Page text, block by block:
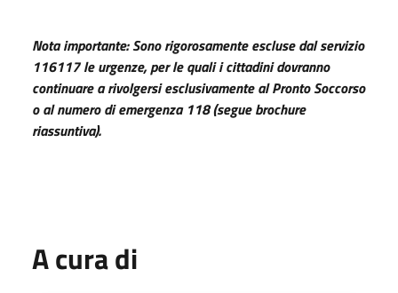
Nota importante: Sono rigorosamente escluse dal servizio
116117 le urgenze, per le quali i cittadini dovranno
continuare arivolgersi esclusivamente al Pronto Soccorso
o al numero di emergenza 118 (segue brochure
riassuntiva).
A cura di